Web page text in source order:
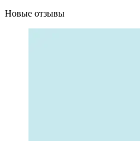
Новые отзывы